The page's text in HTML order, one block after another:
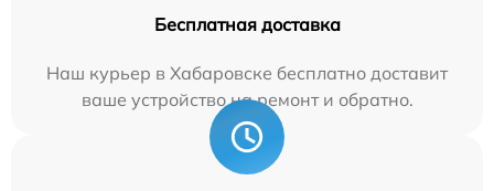
Бесплатная доставка
Наш курьер в Хабаровске бесплатно доставит
ваше устройство на ремонт и обратно.